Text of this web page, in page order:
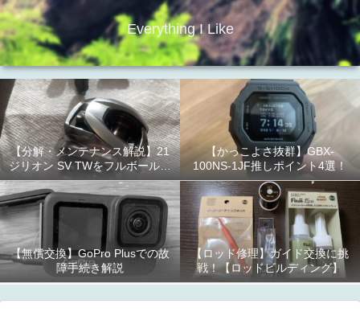
Everything I Like
【分解・メンテナンス解説】21
ジリオン SV TWをフルボールベ
アリング化！
【かっこよさ抜群】GBX-
100NS-1JF推しポイント4選！
【無償交換】GoPro Plusでの故
障手続き解説
【ロッド修理】ガイド交換に挑
戦！【ロッドビルディング】